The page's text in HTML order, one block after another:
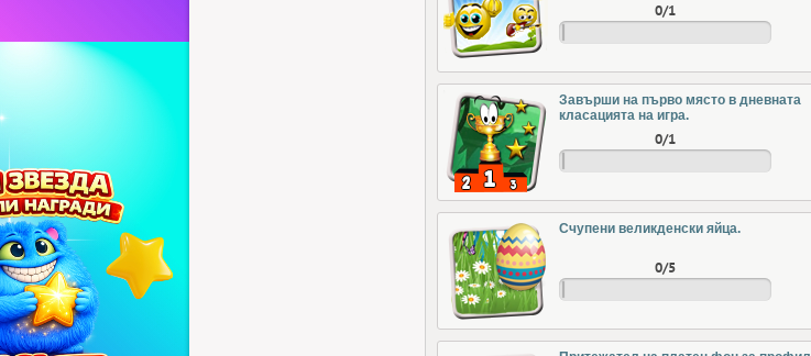
0/1
Завърши на първо място в дневната
класацията на игра.
0/1
Счупени великденски яйца.
0/5